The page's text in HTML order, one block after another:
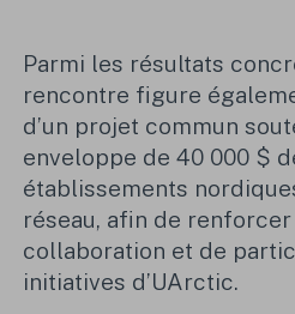
Parmi les résultats
rencontre figure
d’un projet commun
enveloppe de 40 000 $
établissements
réseau, afin de
collaboration et de
initiatives d’UArctic.